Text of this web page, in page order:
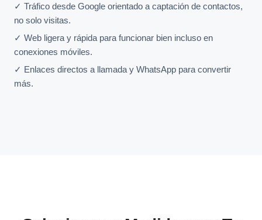
✓ Tráfico desde Google orientado a captación de contactos,
no solo visitas.
✓ Web ligera y rápida para funcionar bien incluso en
conexiones móviles.
✓ Enlaces directos a llamada y WhatsApp para convertir
más.